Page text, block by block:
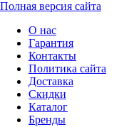
Полная версия сайта
О нас
Гарантия
Контакты
Политика сайта
Доставка
Скидки
Каталог
Бренды